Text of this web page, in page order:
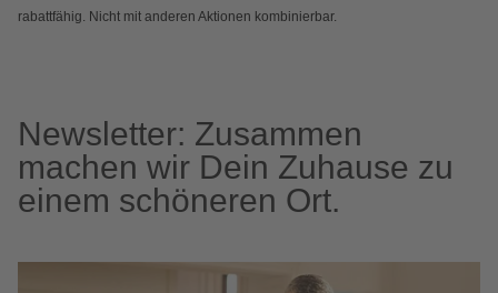
rabattfähig. Nicht mit anderen Aktionen kombinierbar.
Newsletter: Zusammen
machen wir Dein Zuhause zu
einem schöneren Ort.